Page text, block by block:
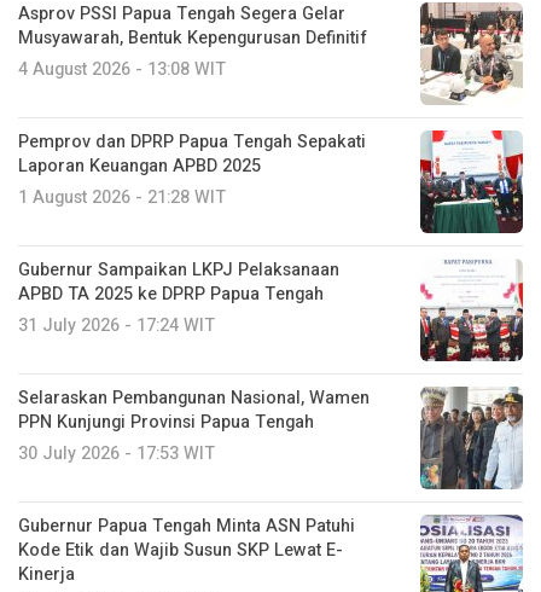
Asprov PSSI Papua Tengah Segera Gelar
Musyawarah, Bentuk Kepengurusan Definitif
4 August 2026 - 13:08 WIT
Pemprov dan DPRP Papua Tengah Sepakati
Laporan Keuangan APBD 2025
1 August 2026 - 21:28 WIT
Gubernur Sampaikan LKPJ Pelaksanaan
APBD TA 2025 ke DPRP Papua Tengah
31 July 2026 - 17:24 WIT
Selaraskan Pembangunan Nasional, Wamen
PPN Kunjungi Provinsi Papua Tengah
30 July 2026 - 17:53 WIT
Gubernur Papua Tengah Minta ASN Patuhi
Kode Etik dan Wajib Susun SKP Lewat E-
Kinerja